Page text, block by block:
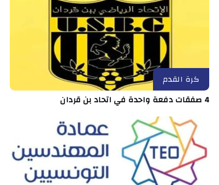
كرة القدم
4 صفقات دفعة واحدة في اتحاد بن قردان